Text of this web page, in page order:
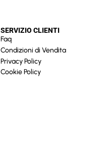
SERVIZIO CLIENTI
Faq
Condizioni di Vendita
Privacy Policy
Cookie Policy